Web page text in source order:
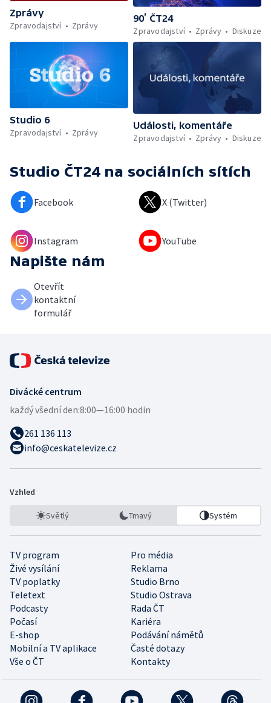
Zprávy
Zpravodajství
Zprávy
90’ ČT24
Zpravodajství
Zprávy Diskuze
Studio 6
Zpravodajství
Zprávy
Události, komentáře
Zpravodajství
Zprávy Diskuze
Studio ČT24 na sociálních sítích
Facebook X (Twitter)
Instagram YouTube
Napište nám
Otevřít
kontaktní
formulář
Divácké centrum
každý všední den:8:00—16:00 hodin
261 136 113
info@ceskatelevize.cz
Vzhled
Světlý Tmavý Systém
TV program
Pro média
Živé vysílání
Reklama
TV poplatky
Studio Brno
Teletext
Studio Ostrava
Podcasty
Rada ČT
Počasí
Kariéra
E-shop
Podávání námětů
Mobilní a TV aplikace
Časté dotazy
Vše o ČT
Kontakty